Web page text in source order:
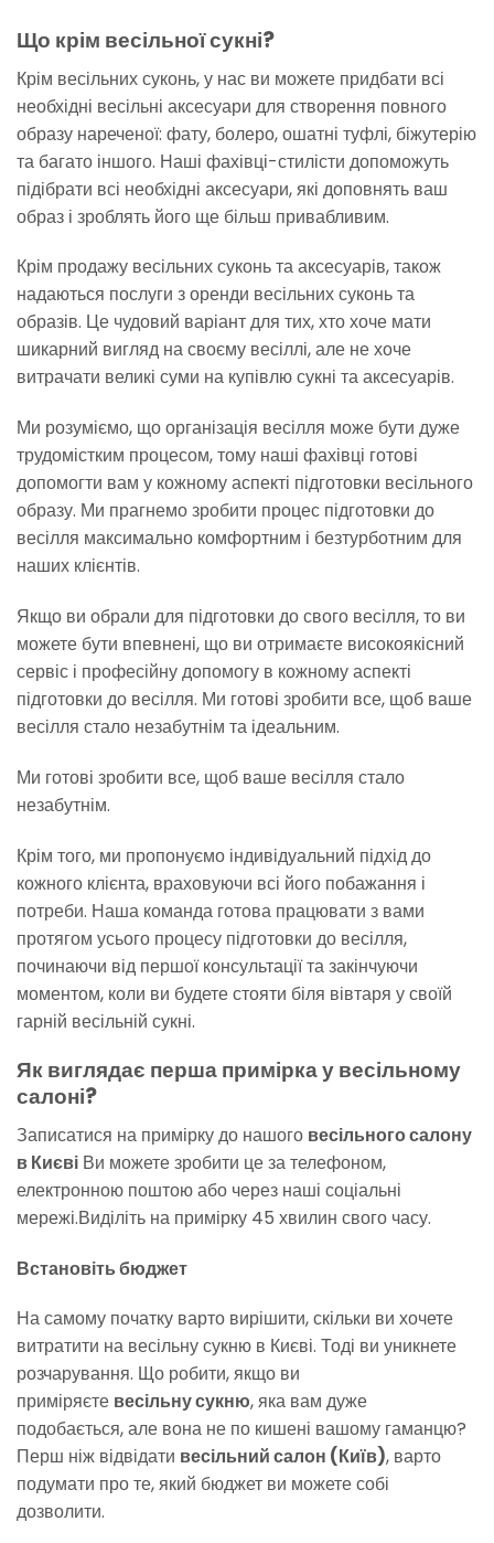
Що крім весільної сукні?
Крім весільних суконь, у нас ви можете придбати всі
необхідні весільні аксесуари для створення повного
образу нареченої: фату, болеро, ошатні туфлі, біжутерію
та багато іншого. Наші фахівці-стилісти допоможуть
підібрати всі необхідні аксесуари, які доповнять ваш
образ і зроблять його ще більш привабливим.
Крім продажу весільних суконь та аксесуарів, також
надаються послуги з оренди весільних суконь та
образів. Це чудовий варіант для тих, хто хоче мати
шикарний вигляд на своєму весіллі, але не хоче
витрачати великі суми на купівлю сукні та аксесуарів.
Ми розуміємо, що організація весілля може бути дуже
трудомістким процесом, тому наші фахівці готові
допомогти вам у кожному аспекті підготовки весільного
образу. Ми прагнемо зробити процес підготовки до
весілля максимально комфортним і безтурботним для
наших клієнтів.
Якщо ви обрали для підготовки до свого весілля, то ви
можете бути впевнені, що ви отримаєте високоякісний
сервіс і професійну допомогу в кожному аспекті
підготовки до весілля. Ми готові зробити все, щоб ваше
весілля стало незабутнім та ідеальним.
Ми готові зробити все, щоб ваше весілля стало
незабутнім.
Крім того, ми пропонуємо індивідуальний підхід до
кожного клієнта, враховуючи всі його побажання і
потреби. Наша команда готова працювати з вами
протягом усього процесу підготовки до весілля,
починаючи від першої консультації та закінчуючи
моментом, коли ви будете стояти біля вівтаря у своїй
гарній весільній сукні.
Як виглядає перша примірка у весільному
салоні?
Записатися на примірку до нашого весільного салону
в Києві Ви можете зробити це за телефоном,
електронною поштою або через наші соціальні
мережі.Виділіть на примірку 45 хвилин свого часу.
Встановіть бюджет
На самому початку варто вирішити, скільки ви хочете
витратити на весільну сукню в Києві. Тоді ви уникнете
розчарування. Що робити, якщо ви
приміряєте весільну сукню, яка вам дуже
подобається, але вона не по кишені вашому гаманцю?
Перш ніж відвідати весільний салон (Київ), варто
подумати про те, який бюджет ви можете собі
дозволити.